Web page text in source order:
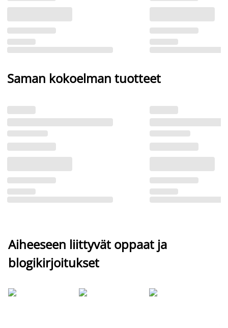
Saman kokoelman tuotteet
Aiheeseen liittyvät oppaat ja
blogikirjoitukset